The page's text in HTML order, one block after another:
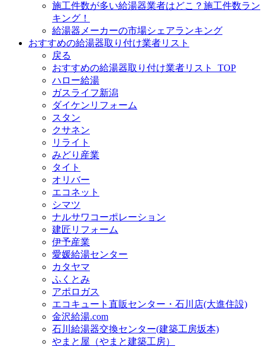
施工件数が多い給湯器業者はどこ？施工件数ラン
キング！
給湯器メーカーの市場シェアランキング
おすすめの給湯器取り付け業者リスト
戻る
おすすめの給湯器取り付け業者リスト_TOP
ハロー給湯
ガスライフ新潟
ダイケンリフォーム
スタン
クサネン
リライト
みどり産業
タイト
オリバー
エコネット
シマツ
ナルサワコーポレーション
建匠リフォーム
伊予産業
愛媛給湯センター
カタヤマ
ふくとみ
アポロガス
エコキュート直販センター・石川店(大進住設)
金沢給湯.com
石川給湯器交換センター(建築工房坂本)
やまと屋（やまと建築工房）